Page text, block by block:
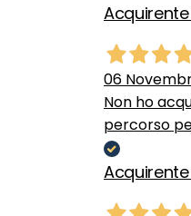
06
Non ho
percorso